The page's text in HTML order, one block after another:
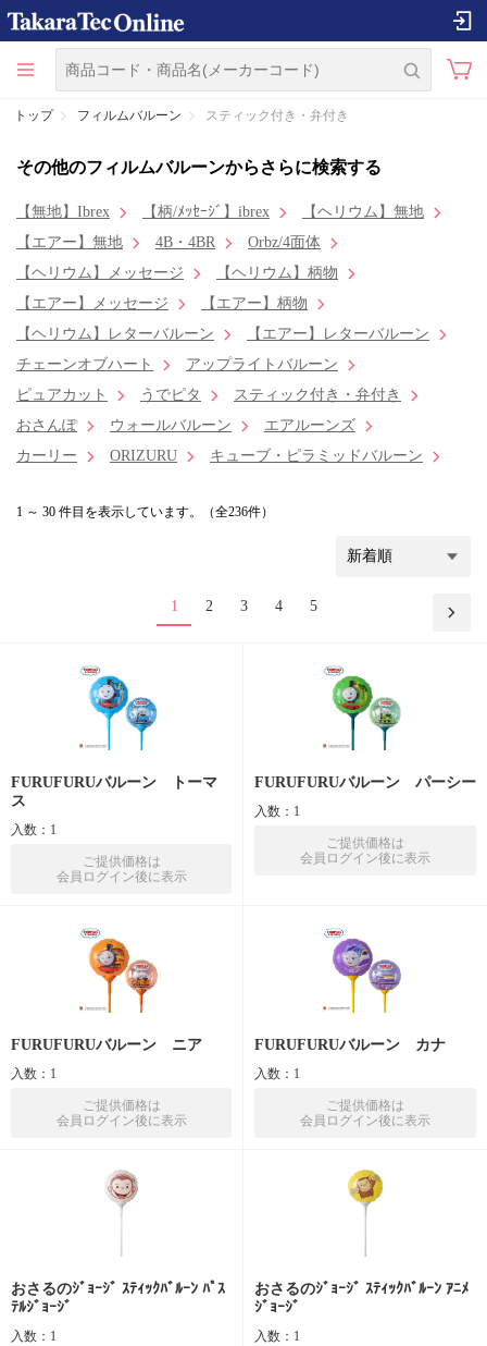
トップ フィルムバルーン スティック付き・弁付き
その他のフィルムバルーンからさらに検索する
【無地】Ibrex 【柄/ﾒｯｾｰｼﾞ】ibrex
【ヘリウム】無地
【エアー】無地
4B・4BR
Orbz/4面体
【ヘリウム】メッセージ
【ヘリウム】柄物
【エアー】メッセージ
【エアー】柄物
【ヘリウム】レターバルーン
【エアー】レターバルーン
チェーンオブハート
アップライトバルーン
ピュアカット
うでピタ
スティック付き・弁付き
おさんぽ
ウォールバルーン
エアルーンズ
カーリー
ORIZURU キューブ・ピラミッドバルーン
1 ～ 30 件目を表示しています。（全236件）
1 2 3 4 5
FURUFURUバルーン トーマ
ス
入数：1
ご提供価格は
会員ログイン後に表示
FURUFURUバルーン パーシー
入数：1
ご提供価格は
会員ログイン後に表示
FURUFURUバルーン ニア
入数：1
ご提供価格は
会員ログイン後に表示
FURUFURUバルーン カナ
入数：1
ご提供価格は
会員ログイン後に表示
おさるのｼﾞｮｰｼﾞ ｽﾃｨｯｸﾊﾞﾙｰﾝ ﾊﾟｽ
ﾃﾙｼﾞｮｰｼﾞ
入数：1
おさるのｼﾞｮｰｼﾞ ｽﾃｨｯｸﾊﾞﾙｰﾝ ｱﾆﾒ
ｼﾞｮｰｼﾞ
入数：1